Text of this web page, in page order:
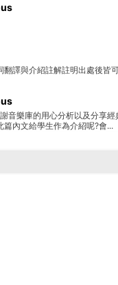
翻譯與介紹註解註明出處後皆
音樂庫的用心分析以及分享
篇內文給學生作為介紹呢?會...